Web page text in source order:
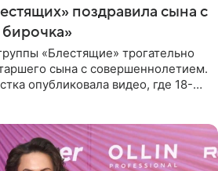
поздравила сына с
«Блестящие» трогательно
сына с совершеннолетием.
опубликовала видео, где 18-